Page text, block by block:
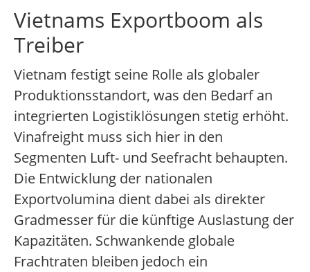
Vietnams Exportboom als
Treiber
Vietnam festigt seine Rolle als globaler
Produktionsstandort, was den Bedarf an
integrierten Logistiklösungen stetig erhöht.
Vinafreight muss sich hier in den
Segmenten Luft- und Seefracht behaupten.
Die Entwicklung der nationalen
Exportvolumina dient dabei als direkter
Gradmesser für die künftige Auslastung der
Kapazitäten. Schwankende globale
Frachtraten bleiben jedoch ein